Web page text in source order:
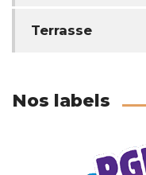
Terrasse
Nos labels